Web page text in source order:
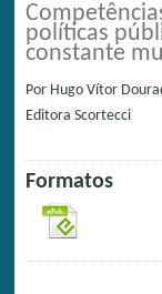
políticas
constante
Por Hugo Vítor
Editora Scortecci
Formatos